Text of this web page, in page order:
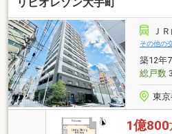
保温浴槽■低床式浴槽■追い
■トリプルセキュリティ
重床・二重天井・天井カセ
■ガス温水式床暖房（LD部
時間換気システム■LOW-E
Ｊ
その他の
築12年
総戸数
東京
1億800